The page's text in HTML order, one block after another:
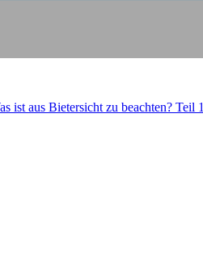
aus Bietersicht zu beachten? Teil 1